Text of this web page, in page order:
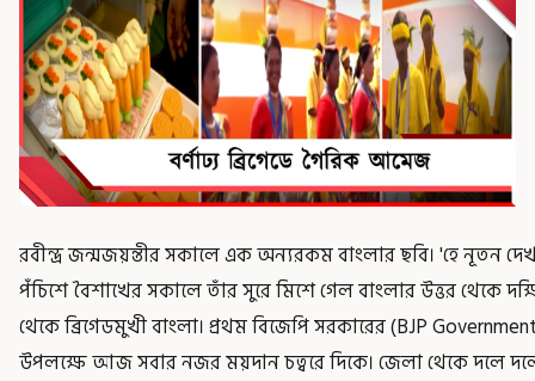
রবীন্দ্র জন্মজয়ন্তীর সকালে এক অন্যরকম বাংলার ছবি। 'হে নূতন
পঁচিশে বৈশাখের সকালে তাঁর সুরে মিশে গেল বাংলার উত্তর থেকে
থেকে ব্রিগেডমুখী বাংলা। প্রথম বিজেপি সরকারের (BJP
উপলক্ষে আজ সবার নজর ময়দান চত্বরে দিকে। জেলা থেকে দলে দলে